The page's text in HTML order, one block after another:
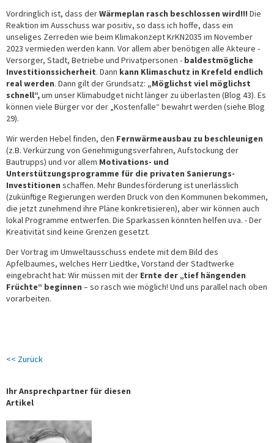
Vordringlich ist, dass derWärmeplan rasch beschlossen wird!!! Die
Reaktion im Ausschuss war positiv, so dass ich hoffe, dass ein
unseliges Zerreden wie beim Klimakonzept KrKN2035 im November
2023 vermieden werden kann. Vor allem aber benötigen alle Akteure -
Versorger, Stadt, Betriebe und Privatpersonen - baldestmögliche
Investitionssicherheit. Dann kann Klimaschutz in Krefeld endlich
real werden. Dann gilt der Grundsatz: „Möglichst viel möglichst
schnell“,um unser Klimabudget nicht länger zu überlasten (Blog 43). Es
können viele Bürger vor der „Kostenfalle“ bewahrt werden (siehe Blog
29).
Wir werden Hebel finden, den Fernwärmeausbau zu beschleunigen
(z.B. Verkürzung von Genehmigungsverfahren, Aufstockung der
Bautrupps) und vor allem Motivations- und
Unterstützungsprogramme für die privaten Sanierungs-
Investitionen schaffen. Mehr Bundesförderung ist unerlässlich
(zukünftige Regierungen werden Druck von den Kommunen bekommen,
die jetzt zunehmend ihre Pläne konkretisieren), aber wir können auch
lokal Programme entwerfen. Die Sparkassen könnten helfen uva. - Der
Kreativität sind keine Grenzen gesetzt.
Der Vortrag im Umweltausschuss endete mit dem Bild des
Apfelbaumes, welches Herr Liedtke, Vorstand der Stadtwerke
eingebracht hat: Wir müssen mit der Ernte der „tief hängenden
Früchte“ beginnen – so rasch wie möglich! Und uns parallel nach oben
vorarbeiten.
<< Zurück